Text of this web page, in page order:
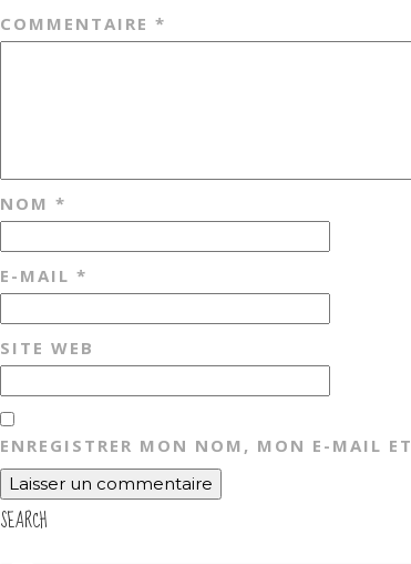
COMMENTAIRE *
NOM *
E-MAIL *
SITE WEB
ENREGISTRER MON NOM, MON E-MAIL
SEARCH